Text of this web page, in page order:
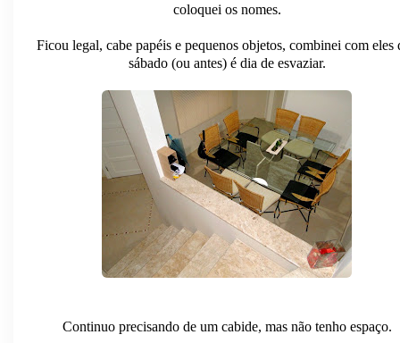
coloquei os nomes.
Ficou legal, cabe papéis e pequenos objetos, combinei com eles
sábado (ou antes) é dia de esvaziar.
Continuo precisando de um cabide, mas não tenho espaço.